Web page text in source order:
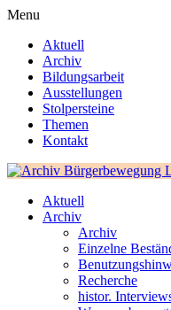
Menu
Aktuell
Archiv
Bildungsarbeit
Ausstellungen
Stolpersteine
Themen
Kontakt
Aktuell
Archiv
Archiv
Einzelne
Recherche
histor.